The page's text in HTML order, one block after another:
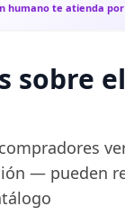
humano te atienda
sobre
— pueden